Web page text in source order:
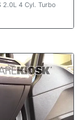
2.0L 4 Cyl. Turbo